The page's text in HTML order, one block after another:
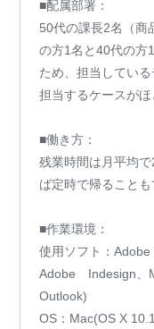
■配属部署：
50代の課長2名（商
の方1名と40代の方
ため、担当してい
担当するケースがほ
■働き方：
残業時間は月平均
ば定時で帰ることも
■作業環境：
使用ソフト：Adobe
Adobe Indesign、
Outlook)
OS：Mac(OS X